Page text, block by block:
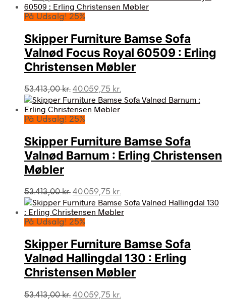
pris
var:
pris
På Udsalg! 25%
Skipper Furniture Bamse Sofa
Valnød Focus Royal 60509 : Erling
Christensen Møbler
53.413,00kr. Den
oprindelige
pris
var:
40.059,75 kr.
aktuelle
På Udsalg! 25%
Skipper Furniture Bamse Sofa
Valnød Barnum : Erling Christensen
Møbler
53.413,00kr. Den
oprindelige
pris
var:
40.059,75 kr.
aktuelle
pris
På Udsalg! 25%
Skipper Furniture Bamse Sofa
Valnød Hallingdal 130 : Erling
Christensen Møbler
53.413,00kr. Den
40.059,75 kr.